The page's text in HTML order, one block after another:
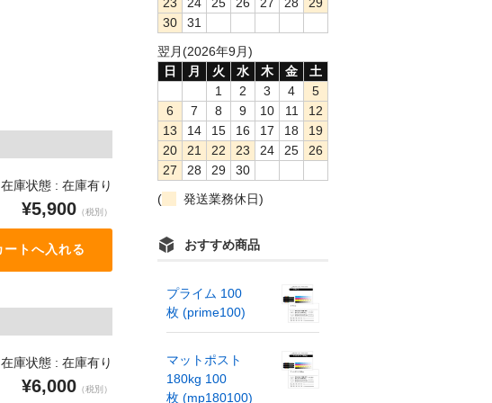
在庫状態 : 在庫有り
¥5,900 （税別）
在庫状態 : 在庫有り
¥6,000 （税別）
23 24 25 26 27 28
29
30
31
翌月(2026年9月)
日
月 火 水 木 金
土
1
2 3 4
5
6
7 8 9 10 11
12
13
14 15 16 17 18
19
20
21 22 23 24 25
26
27
28 29
30
(
発送業務休日)
おすすめ商品
プライム 100
枚 (prime100)
マットポスト
180kg 100
枚 (mp180100)